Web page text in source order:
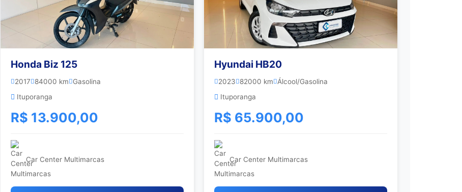
Honda Biz 125
2017 84000 km
Gasolina
Ituporanga
R$ 13.900,00
Car Center Multimarcas
Hyundai HB20
2023 82000 km
Álcool/Gasolina
Ituporanga
R$ 65.900,00
Car Center Multimarcas